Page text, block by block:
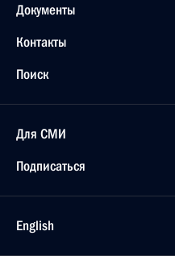
Документы
Контакты
Поиск
Для СМИ
Подписаться
English